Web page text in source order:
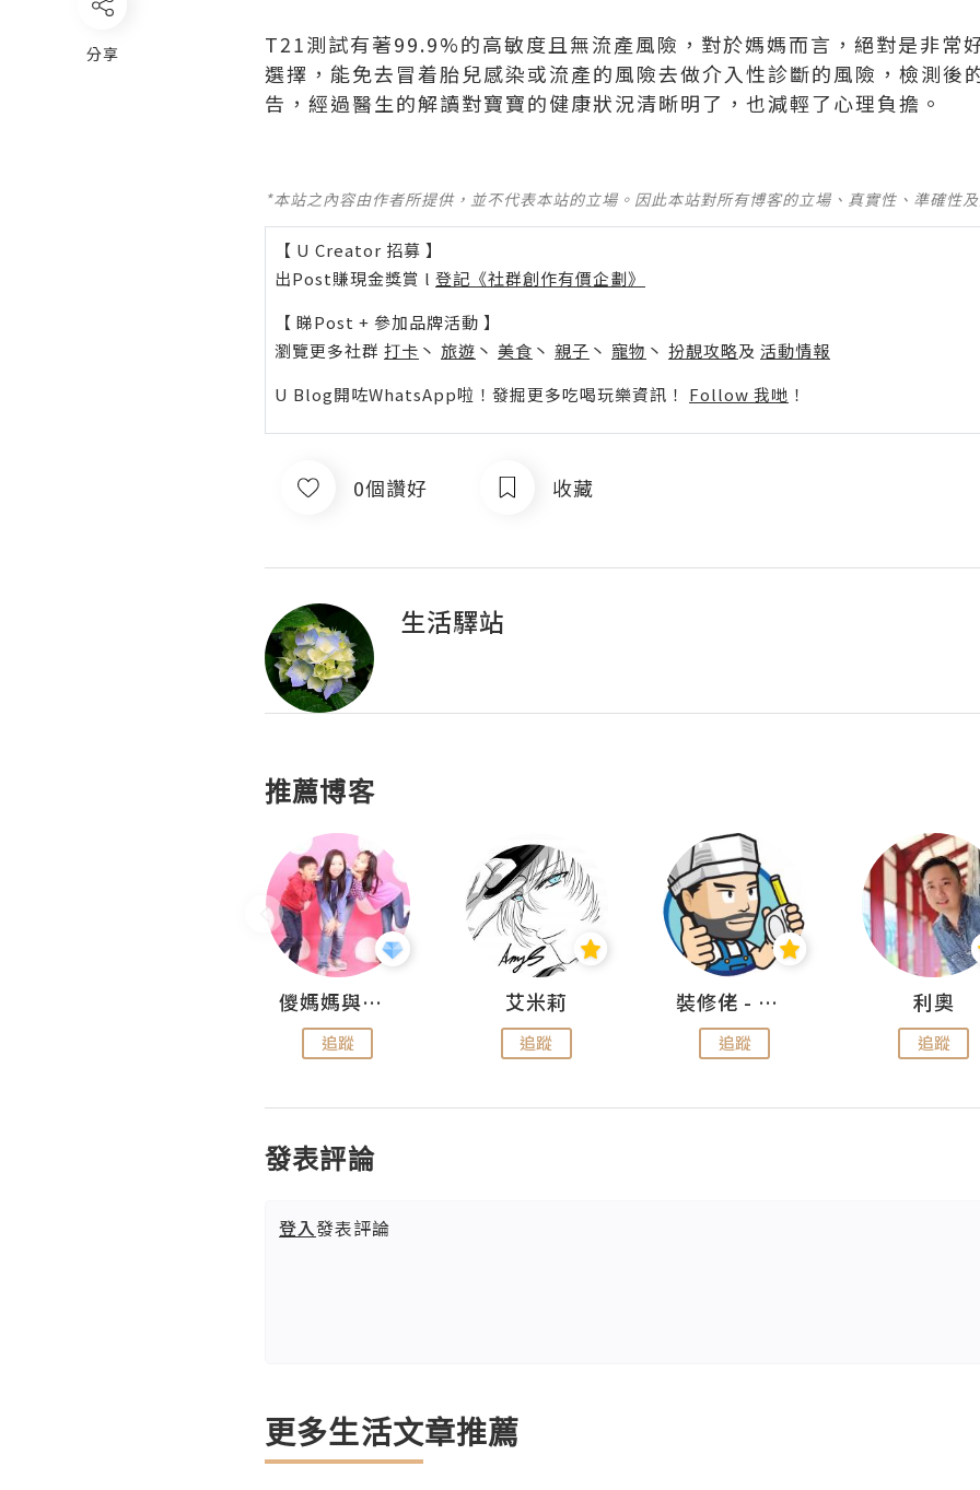
分享
T21測試有著99.9%的高敏度且無流產風險，對於媽媽而言，絕對是非常
選擇，能免去冒着胎兒感染或流產的風險去做介入性診斷的風險，檢測後
告，經過醫生的解讀對寶寶的健康狀況清晰明了，也減輕了心理負擔。
*本站之內容由作者所提供，並不代表本站的立場。因此本站對所有博客的立場、真實性、準確性
【 U Creator 招募 】
出Post賺現金獎賞 l 登記《社群創作有價企劃》
【 睇Post + 參加品牌活動 】
瀏覽更多社群 打卡 丶 旅遊 丶 美食 丶 親子 丶 寵物 丶 扮靚攻略及 活動情報
U Blog開咗WhatsApp啦！發掘更多吃喝玩樂資訊！ Follow 我哋 ！
0個讚好 收藏
生活驛站
推薦博客
儍媽媽與兩隻小魔怪之家
追蹤
艾米莉
追蹤
裝修佬 - 香港一站式網上裝修平台
追蹤
利奧
追蹤
發表評論
登入發表評論
更多生活文章推薦